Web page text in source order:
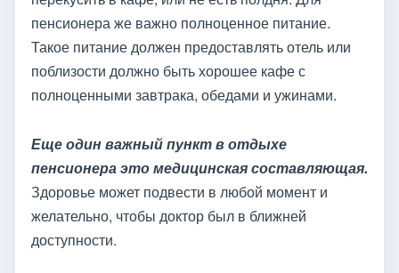
пенсионера же важно полноценное питание.
Такое питание должен предоставлять отель или
поблизости должно быть хорошее кафе с
полноценными завтрака, обедами и ужинами.
Еще один важный пункт в отдыхе
пенсионера это медицинская составляющая.
Здоровье может подвести в любой момент и
желательно, чтобы доктор был в ближней
доступности.